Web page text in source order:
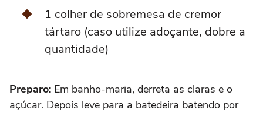
1 colher de sobremesa de cremor
tártaro (caso utilize adoçante, dobre a
quantidade)
Preparo: Em banho-maria, derreta as claras e o
açúcar. Depois leve para a batedeira batendo por